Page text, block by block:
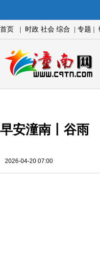
首页 时政 社会 综合 专题
早安潼南丨谷雨
2026-04-20 07:00